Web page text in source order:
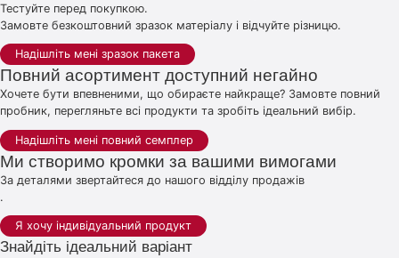
Тестуйте перед покупкою.
Замовте безкоштовний зразок матеріалу і відчуйте різницю.
Надішліть мені зразок пакета
Повний асортимент доступний негайно
Хочете бути впевненими, що обираєте найкраще? Замовте повний
пробник, перегляньте всі продукти та зробіть ідеальний вибір.
Надішліть мені повний семплер
Ми створимо кромки за вашими вимогами
За деталями звертайтеся до нашого відділу продажів
.
Я хочу індивідуальний продукт
Знайдіть ідеальний варіант